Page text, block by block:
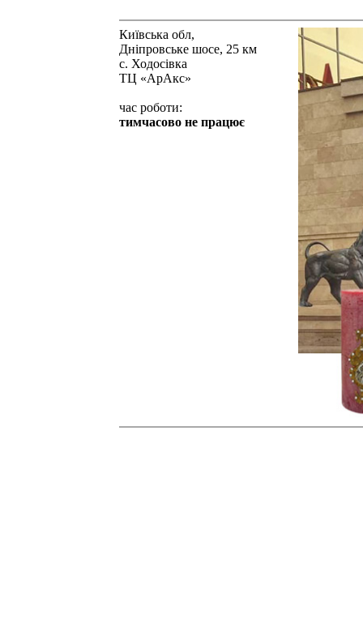
Київська обл,
Дніпровське шосе, 25 км
с. Ходосівка
ТЦ «АрАкс»
час роботи:
тимчасово не працює